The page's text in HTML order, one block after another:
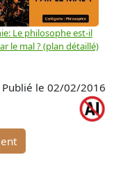
Le philosophe est-il
le mal ? (plan détaillé)
Publié le 02/02/2016